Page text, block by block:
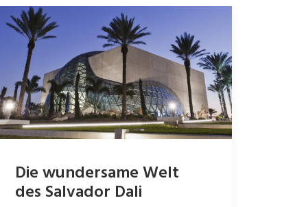
Die wundersame Welt
des Salvador Dali